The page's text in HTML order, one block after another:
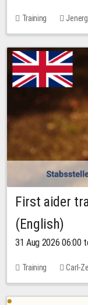
Training
No free places
First aider
(English)
31 Aug 2026 06:00
Training Carl-